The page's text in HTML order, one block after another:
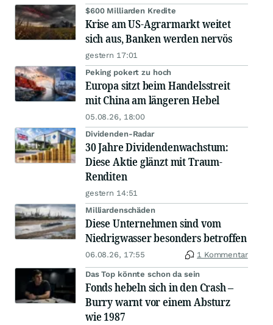
$600 Milliarden Kredite
Krise am US-Agrarmarkt weitet
sich aus, Banken werden nervös
gestern 17:01
Peking pokert zu hoch
Europa sitzt beim Handelsstreit
mit China am längeren Hebel
05.08.26, 18:00
Dividenden-Radar
30 Jahre Dividendenwachstum:
Diese Aktie glänzt mit Traum-
Renditen
gestern 14:51
Milliardenschäden
Diese Unternehmen sind vom
Niedrigwasser besonders betroffen
06.08.26, 17:55 1 Kommentar
Das Top könnte schon da sein
Fonds hebeln sich in den Crash –
Burry warnt vor einem Absturz
wie 1987